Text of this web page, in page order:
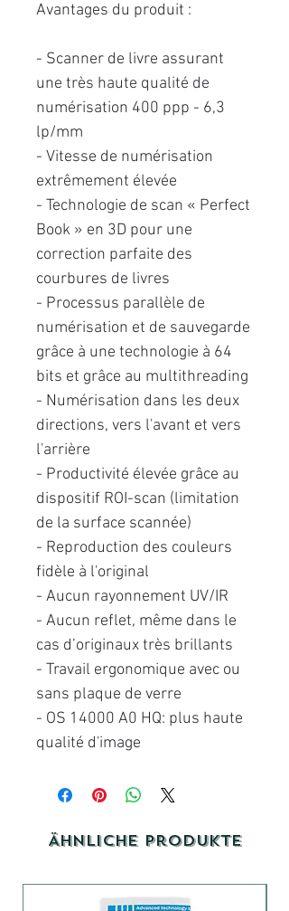
Avantages du produit :
- Scanner de livre assurant
une très haute qualité de
numérisation 400 ppp - 6,3
lp/mm
- Vitesse de numérisation
extrêmement élevée
- Technologie de scan « Perfect
Book » en 3D pour une
correction parfaite des
courbures de livres
- Processus parallèle de
numérisation et de sauvegarde
grâce à une technologie à 64
bits et grâce au multithreading
- Numérisation dans les deux
directions, vers l'avant et vers
l'arrière
- Productivité élevée grâce au
dispositif ROI-scan (limitation
de la surface scannée)
- Reproduction des couleurs
fidèle à l'original
- Aucun rayonnement UV/IR
- Aucun reflet, même dans le
cas d’originaux très brillants
- Travail ergonomique avec ou
sans plaque de verre
- OS 14000 A0 HQ: plus haute
qualité d'image
Ähnliche Produkte